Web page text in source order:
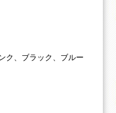
ク、ブラック、ブルー